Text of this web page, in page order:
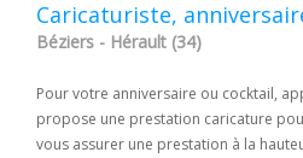
Caricaturiste,
Béziers - Hérault (34)
Pour votre anniversaire ou cocktail,
propose une prestation caricature
vous assurer une prestation à la